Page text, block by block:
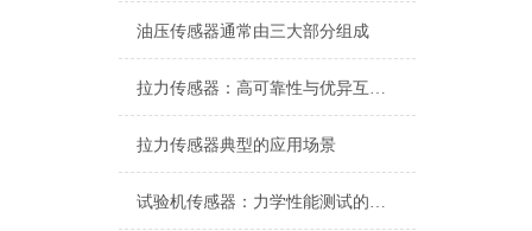
油压传感器通常由三大部分组成
拉力传感器：高可靠性与优异互换性的技术解析
拉力传感器典型的应用场景
试验机传感器：力学性能测试的核心组件解析